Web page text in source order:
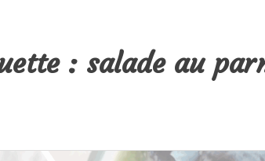
: salade au